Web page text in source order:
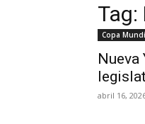
Tag:
Copa
Nueva
abril 16,